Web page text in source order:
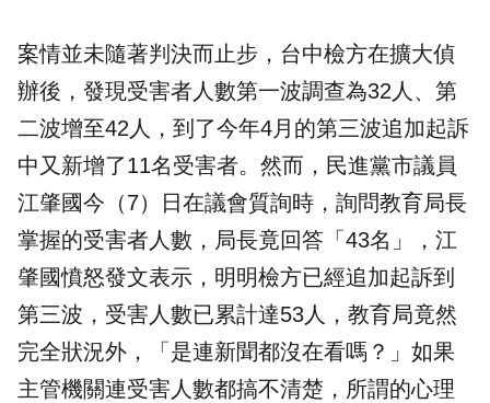
案情並未隨著判決而止步，台中檢方在擴大偵
辦後，發現受害者人數第一波調查為32人、第
二波增至42人，到了今年4月的第三波追加起訴
中又新增了11名受害者。然而，民進黨市議員
江肇國今（7）日在議會質詢時，詢問教育局長
掌握的受害者人數，局長竟回答「43名」，江
肇國憤怒發文表示，明明檢方已經追加起訴到
第三波，受害人數已累計達53人，教育局竟然
完全狀況外，「是連新聞都沒在看嗎？」如果
主管機關連受害人數都搞不清楚，所謂的心理